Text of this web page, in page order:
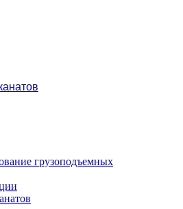
грузоподъемных